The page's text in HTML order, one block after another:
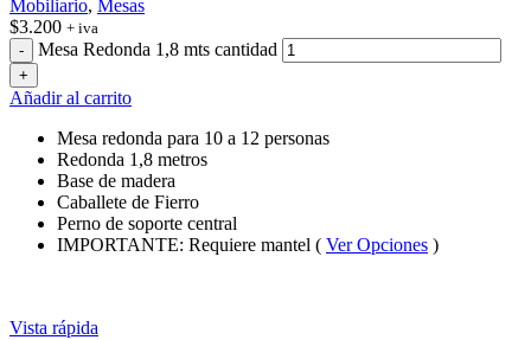
Mobiliario, Mesas
$3.200 + iva
Mesa Redonda 1,8 mts cantidad
Añadir al carrito
Mesa redonda para 10 a 12 personas
Redonda 1,8 metros
Base de madera
Caballete de Fierro
Perno de soporte central
IMPORTANTE: Requiere mantel ( Ver Opciones )
Vista rápida